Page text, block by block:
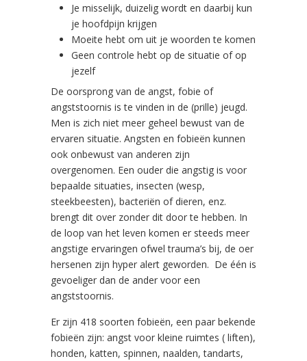
Je misselijk, duizelig wordt en daarbij kun
je hoofdpijn krijgen
Moeite hebt om uit je woorden te komen
Geen controle hebt op de situatie of op
jezelf
De oorsprong van de angst, fobie of
angststoornis is te vinden in de (prille) jeugd.
Men is zich niet meer geheel bewust van de
ervaren situatie. Angsten en fobieën kunnen
ook onbewust van anderen zijn
overgenomen. Een ouder die angstig is voor
bepaalde situaties, insecten (wesp,
steekbeesten), bacteriën of dieren, enz.
brengt dit over zonder dit door te hebben. In
de loop van het leven komen er steeds meer
angstige ervaringen ofwel trauma’s bij, de oer
hersenen zijn hyper alert geworden. De één is
gevoeliger dan de ander voor een
angststoornis.
Er zijn 418 soorten fobieën, een paar bekende
fobieën zijn: angst voor kleine ruimtes ( liften),
honden, katten, spinnen, naalden, tandarts,